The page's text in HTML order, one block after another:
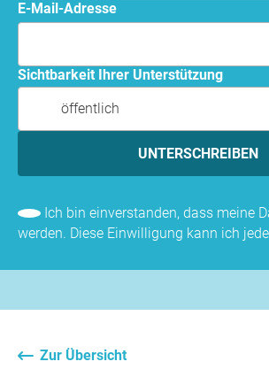
E-Mail-Adresse
Sichtbarkeit Ihrer Unterstützung
öffentlich
UNTERSCHREIBEN
Ich bin einverstanden, dass meine
werden. Diese Einwilligung kann ich
Zur Übersicht